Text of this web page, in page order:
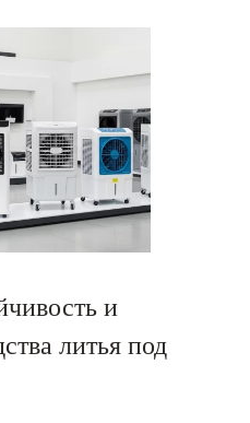
и
литья под